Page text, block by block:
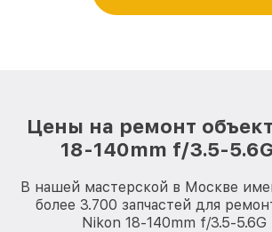
Цены на ремонт
18-140mm f/3.5-5.6G
В нашей мастерской в Москве
более 3.700 запчастей для
Nikon 18-140mm f/3.5-5.6G